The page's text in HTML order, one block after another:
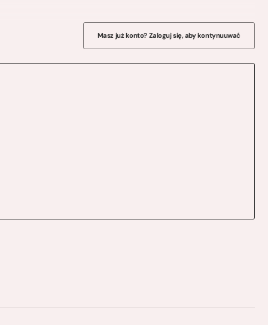
Masz już konto? Zaloguj się, aby kontynuuwać